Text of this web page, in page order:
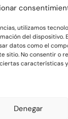
utilizamos
del dispositivo.
datos como el
sitio. No consentir o
características
Denegar
contenidas en la
sobre el
DIRAC DIST, S.L. como
tratamiento tratará tus
dar respuesta a tu
acceder, rectificar y
ejercer otros derechos
información adicional y